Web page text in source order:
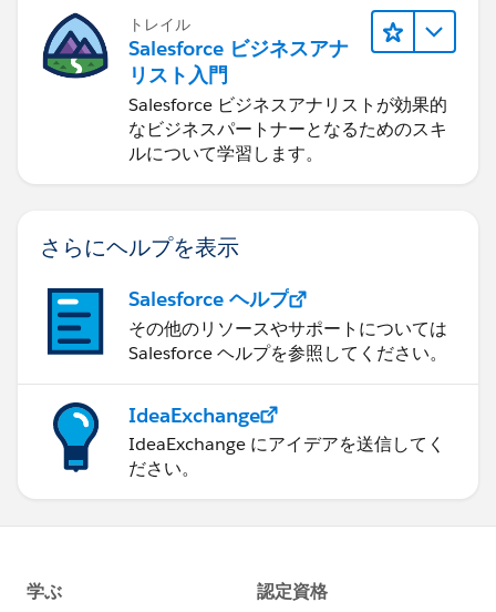
トレイル
Salesforce ビジネスアナ
リスト入門
Salesforce ビジネスアナリストが効果的
なビジネスパートナーとなるためのスキ
ルについて学習します。
さらにヘルプを表示
Salesforce ヘルプ
その他のリソースやサポートについては
Salesforce ヘルプを参照してください。
IdeaExchange
IdeaExchange にアイデアを送信してく
ださい。